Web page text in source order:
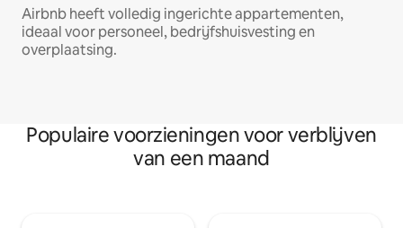
Airbnb heeft volledig ingerichte appartementen,
ideaal voor personeel, bedrijfshuisvesting en
overplaatsing.
Populaire voorzieningen voor verblijven
van een maand